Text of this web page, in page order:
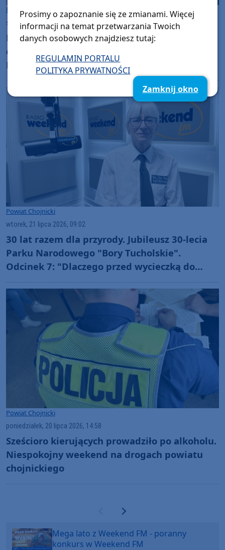
Powiat Sępoleński Powiat Chojnicki
środa, 22 lipca 2026, 08:20
Powiat chojnicki piąty, a sępoleński szósty w
ogólnopolskim rankingu Związku Powiatów
Polskich. W obu przypadkach to najwyżej w
historii
Powiat Chojnicki
wtorek, 21 lipca 2026, 09:02
30 lat razem dla przyrody. Jubileusz 30-lecia
Parku Narodowego "Bory Tucholskie".
Odcinek 7: "Dlaczego przed wycieczką do
odwiedzić muzeum PNBT? (WIDEO)
Powiat Chojnicki
poniedziałek, 20 lipca 2026, 14:58
Sześcioro kierujących prowadziło po alkoholu.
Niespokojny weekend na drogach powiatu
chojnickiego
Poprzednia strona
Następna strona
Mega lato z Weekend FM - poranny
konkurs w Weekend FM
Prosimy o zapoznanie się ze zmianami. Więcej
informacji na temat przetwarzania Twoich
danych osobowych znajdziesz tutaj:
REGULAMIN PORTALU
POLITYKA PRYWATNOŚCI
Zamknij okno